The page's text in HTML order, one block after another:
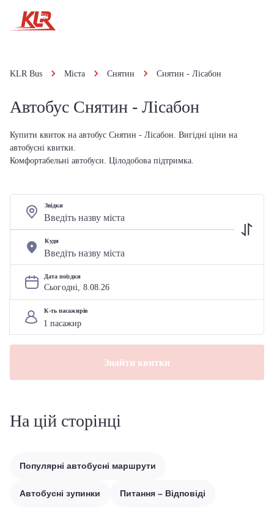
KLR Bus Міста Снятин Снятин - Лісабон
Автобус Снятин - Лісабон
Купити квиток на автобус Снятин - Лісабон. Вигідні ціни на
автобусні квитки.
Комфортабельні автобуси. Цілодобова підтримка.
Звідки
Куди
Дата поїздки
Сьогодні, 8.08.26
К-ть пасажирів
Знайти квитки
На цій сторінці
Популярні автобусні маршрути
Автобусні зупинки Питання – Відповіді